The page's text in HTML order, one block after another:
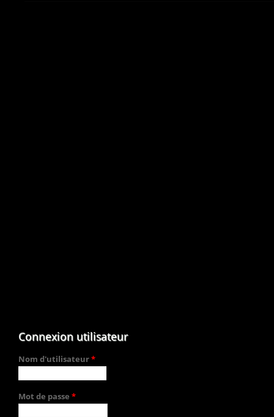
Connexion utilisateur
Nom d'utilisateur*
Mot de passe *